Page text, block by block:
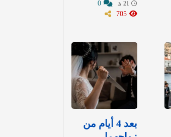
بعد 4 أيام من